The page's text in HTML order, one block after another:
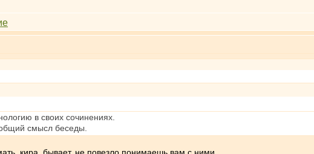
в своих сочинениях.
смысл беседы.